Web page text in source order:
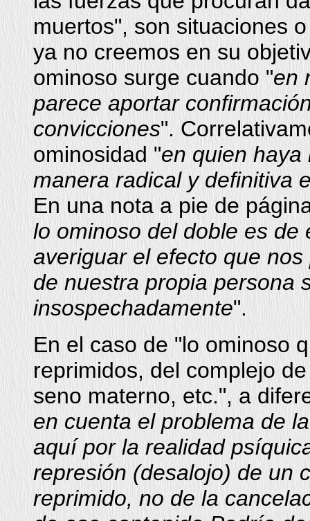
muertos", son situaciones
ya no creemos en su
ominoso surge cuando "en
parece aportar
convicciones".
ominosidad "en quien
manera radical y definitiva
En una nota a pie de
lo ominoso del doble es
averiguar el efecto que
de nuestra propia persona
insospechadamente".
En el caso de "lo ominoso
reprimidos, del complejo
seno materno, etc.", a
en cuenta el problema de
aquí por la realidad
represión (desalojo) de un
reprimido, no de la